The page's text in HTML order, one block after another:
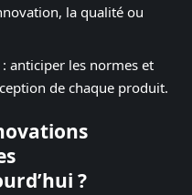
la qualité ou
: anticiper les normes et
de chaque produit.
?